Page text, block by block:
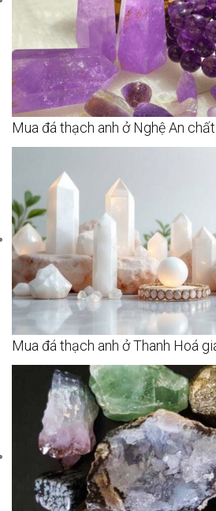
Mua đá thạch anh ở Nghệ An
Mua đá thạch anh ở Thanh Hoá